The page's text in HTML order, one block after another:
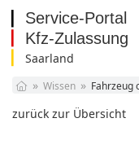
Saarland
Bayern
Berlin
Wissen Fahrzeug
zurück zur Übersicht